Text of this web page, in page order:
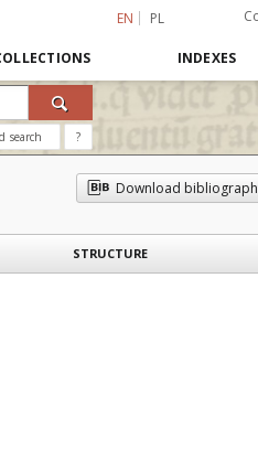
EN PL
INDEXES
search ?
Download
STRUCTURE